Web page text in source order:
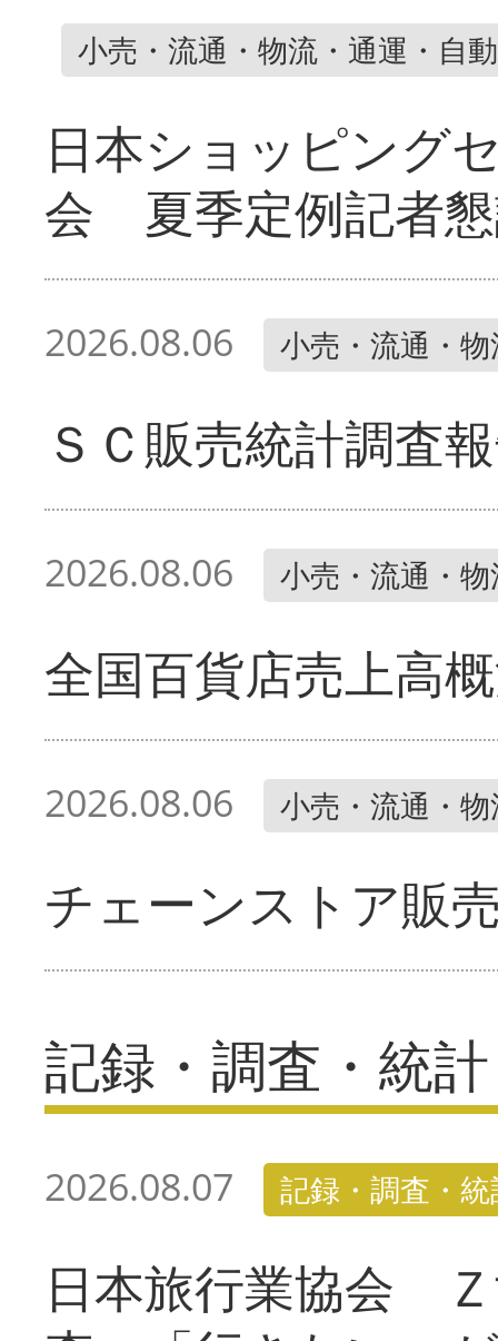
小売・流通・物流・通運・自
日本ショッピング
会 夏季定例記者
2026.08.06 小売・流通・
ＳＣ販売統計調査
2026.08.06 小売・流通・
全国百貨店売上高
2026.08.06 小売・流通・
チェーンストア販
記録・調査・統計
2026.08.07 記録・調査・
日本旅行業協会